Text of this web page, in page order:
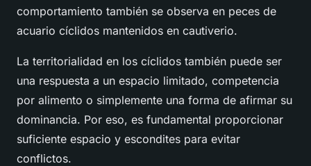
comportamiento también se observa en peces de
acuario cíclidos mantenidos en cautiverio.
La territorialidad en los cíclidos también puede ser
una respuesta a un espacio limitado, competencia
por alimento o simplemente una forma de afirmar su
dominancia. Por eso, es fundamental proporcionar
suficiente espacio y escondites para evitar
conflictos.